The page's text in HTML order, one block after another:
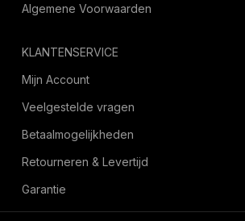
Algemene Voorwaarden
KLANTENSERVICE
Mijn Account
Veelgestelde vragen
Betaalmogelijkheden
Retourneren & Levertijd
Garantie